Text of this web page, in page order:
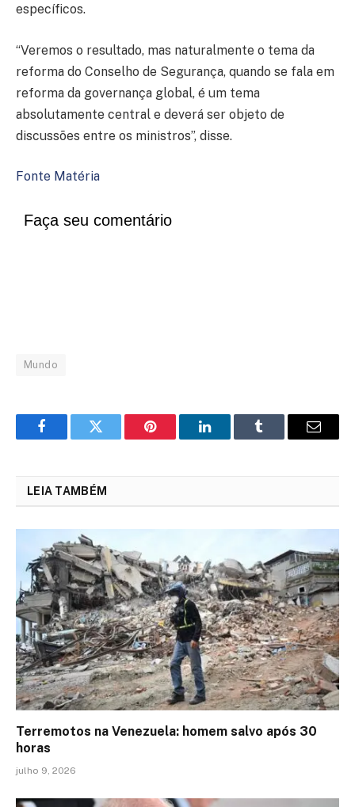
específicos.
“Veremos o resultado, mas naturalmente o tema da
reforma do Conselho de Segurança, quando se fala em
reforma da governança global, é um tema
absolutamente central e deverá ser objeto de
discussões entre os ministros”, disse.
Fonte Matéria
Faça seu comentário
Mundo
FacebookTwitter Pinterest LinkedInTumblr Email
LEIA TAMBÉM
Terremotos na Venezuela: homem salvo após 30
horas
julho 9, 2026